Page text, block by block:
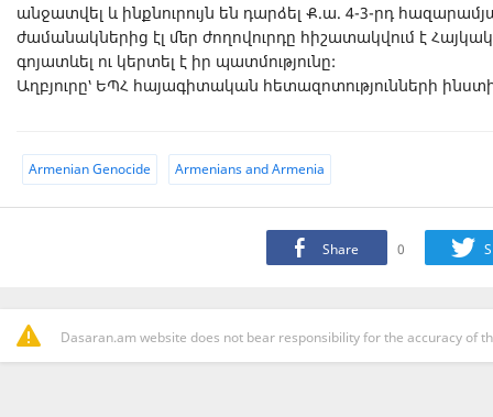
անջատվել և ինքնուրույն են դարձել Ք.ա. 4-3-րդ
ժամանակներից էլ մեր ժողովուրդը հիշատակվում է
գոյատևել ու կերտել է իր պատմությունը:
Աղբյուրը՝ ԵՊՀ հայագիտական հետազոտությունների
Armenian Genocide Armenians and Armenia
Share 0
Dasaran.am website does not bear responsibility for the accuracy of